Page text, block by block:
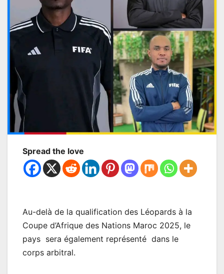
Spread the love
Au-delà de la qualification des Léopards à la
Coupe d’Afrique des Nations Maroc 2025, le
pays sera également représenté dans le
corps arbitral.